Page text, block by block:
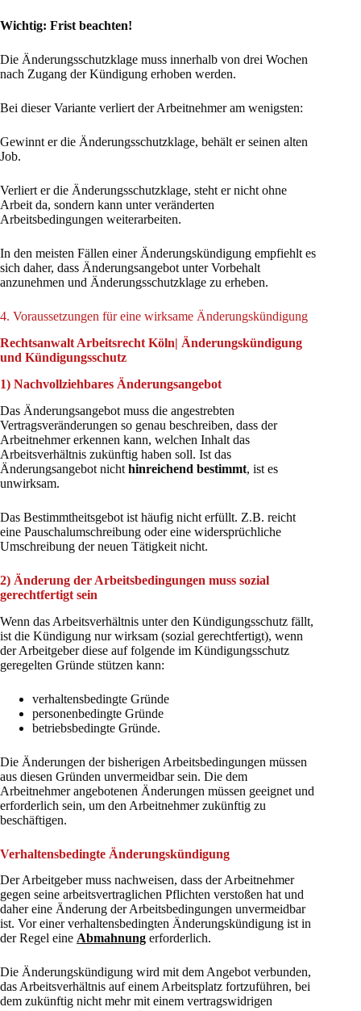
Wichtig: Frist beachten!
Die Änderungsschutzklage muss innerhalb von drei Wochen
nach Zugang der Kündigung erhoben werden.
Bei dieser Variante verliert der Arbeitnehmer am wenigsten:
Gewinnt er die Änderungsschutzklage, behält er seinen alten
Job.
Verliert er die Änderungsschutzklage, steht er nicht ohne
Arbeit da, sondern kann unter veränderten
Arbeitsbedingungen weiterarbeiten.
In den meisten Fällen einer Änderungskündigung empfiehlt es
sich daher, dass Änderungsangebot unter Vorbehalt
anzunehmen und Änderungsschutzklage zu erheben.
4. Voraussetzungen für eine wirksame Änderungskündigung
Rechtsanwalt Arbeitsrecht Köln| Änderungskündigung
und Kündigungsschutz
1) Nachvollziehbares Änderungsangebot
Das Änderungsangebot muss die angestrebten
Vertragsveränderungen so genau beschreiben, dass der
Arbeitnehmer erkennen kann, welchen Inhalt das
Arbeitsverhältnis zukünftig haben soll. Ist das
Änderungsangebot nicht hinreichend bestimmt, ist es
unwirksam.
Das Bestimmtheitsgebot ist häufig nicht erfüllt. Z.B. reicht
eine Pauschalumschreibung oder eine widersprüchliche
Umschreibung der neuen Tätigkeit nicht.
2) Änderung der Arbeitsbedingungen muss sozial
gerechtfertigt sein
Wenn das Arbeitsverhältnis unter den Kündigungsschutz fällt,
ist die Kündigung nur wirksam (sozial gerechtfertigt), wenn
der Arbeitgeber diese auf folgende im Kündigungsschutz
geregelten Gründe stützen kann:
verhaltensbedingte Gründe
personenbedingte Gründe
betriebsbedingte Gründe.
Die Änderungen der bisherigen Arbeitsbedingungen müssen
aus diesen Gründen unvermeidbar sein. Die dem
Arbeitnehmer angebotenen Änderungen müssen geeignet und
erforderlich sein, um den Arbeitnehmer zukünftig zu
beschäftigen.
Verhaltensbedingte Änderungskündigung
Der Arbeitgeber muss nachweisen, dass der Arbeitnehmer
gegen seine arbeitsvertraglichen Pflichten verstoßen hat und
daher eine Änderung der Arbeitsbedingungen unvermeidbar
ist. Vor einer verhaltensbedingten Änderungskündigung ist in
der Regel eine Abmahnung erforderlich.
Die Änderungskündigung wird mit dem Angebot verbunden,
das Arbeitsverhältnis auf einem Arbeitsplatz fortzuführen, bei
dem zukünftig nicht mehr mit einem vertragswidrigen